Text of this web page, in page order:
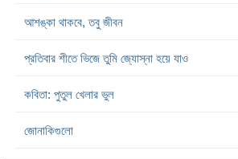
আশঙ্কা থাকবে, তবু জীবন
প্রতিবার শীতে ভিজে তুমি জ্যোস্না হয়ে যাও
কবিতা: পুতুল খেলার ভুল
জোনাকিগুলো